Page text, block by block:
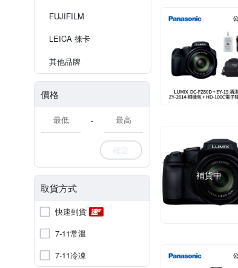
FUJIFILM
LEICA 徠卡
其他品牌
價格
-
確定
取貨方式
快速到貨
7-11常溫
7-11冷凍
補貨中